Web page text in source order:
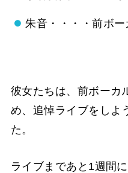
朱音・・・・前ボ
彼女たちは、前ボーカ
め、追悼ライブをしよ
た。
ライブまであと1週間